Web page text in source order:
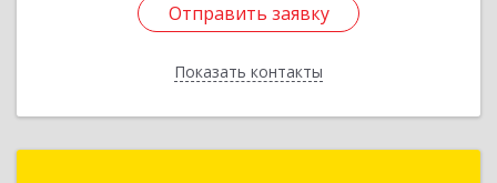
Отправить заявку
Показать контакты
Отправить заявку
Назад